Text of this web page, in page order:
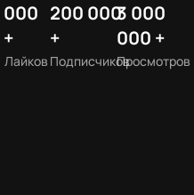
000
+
Лайков
200 000
+
Подписчиков
3 000
000 +
Просмотров